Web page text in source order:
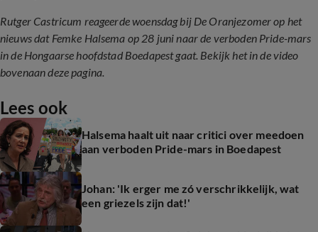
Rutger Castricum reageerde woensdag bij De Oranjezomer op het
nieuws dat Femke Halsema op 28 juni naar de verboden Pride-mars
in de Hongaarse hoofdstad Boedapest gaat. Bekijk het in de video
bovenaan deze pagina.
Lees ook
Halsema haalt uit naar critici over meedoen
aan verboden Pride-mars in Boedapest
Johan: 'Ik erger me zó verschrikkelijk, wat
een griezels zijn dat!'